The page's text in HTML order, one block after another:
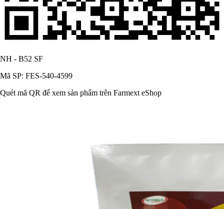
NH - B52 SF
Mã SP: FES-540-4599
Quét mã QR để xem sản phẩm trên Farmext eShop